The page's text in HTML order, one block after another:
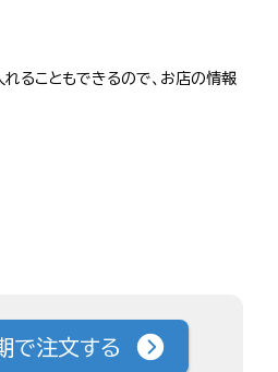
ることもできるので、お店の情報
で注文する